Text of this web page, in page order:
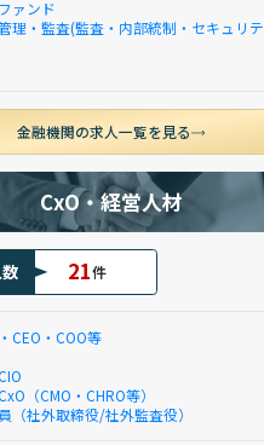
ァンド
理・監査(監査・内部統制・セキュリテ
金融機関の求人一覧を見る
CxO・経営人材
21件
CEO・COO等
（CMO・CHRO等）
（社外取締役/社外監査役）